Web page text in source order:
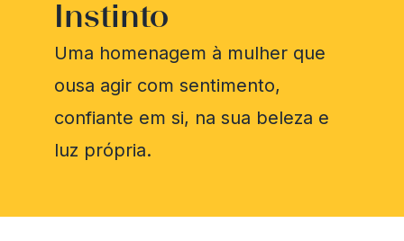
Instinto
Uma homenagem à mulher que
ousa agir com sentimento,
confiante em si, na sua beleza e
luz própria.